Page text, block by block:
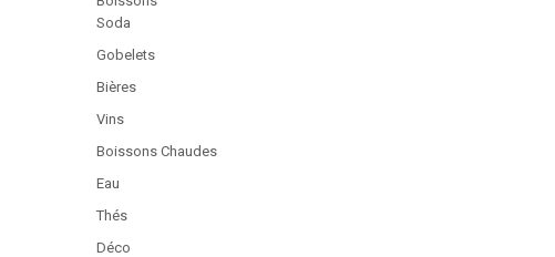
Soda
Gobelets
Bières
Vins
Boissons Chaudes
Eau
Thés
Déco